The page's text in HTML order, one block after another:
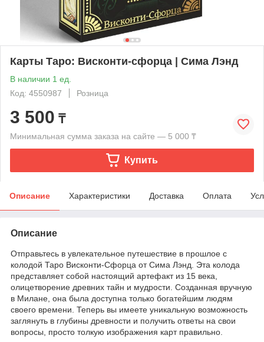
Карты Таро: Висконти-сфорца | Сима Лэнд
В наличии 1 ед.
Код: 4550987
Розница
3 500 ₸
Минимальная сумма заказа на сайте — 5 000 ₸
Купить
Описание Характеристики Доставка Оплата
Описание
Отправьтесь в увлекательное путешествие в прошлое с
колодой Таро Висконти-Сфорца от Сима Лэнд. Эта колода
представляет собой настоящий артефакт из 15 века,
олицетворение древних тайн и мудрости. Созданная вручную
в Милане, она была доступна только богатейшим людям
своего времени. Теперь вы имеете уникальную возможность
заглянуть в глубины древности и получить ответы на свои
вопросы, просто толкую изображения карт правильно.